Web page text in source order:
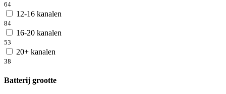
64
12-16 kanalen
84
16-20 kanalen
53
20+ kanalen
38
Batterij grootte